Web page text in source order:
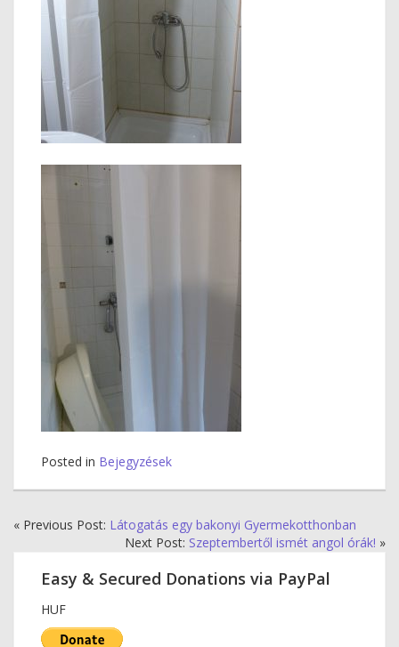
Posted in Bejegyzések
« Previous Post: Látogatás egy bakonyi Gyermekotthonban
Next Post: Szeptembertől ismét angol órák! »
Easy & Secured Donations via PayPal
HUF